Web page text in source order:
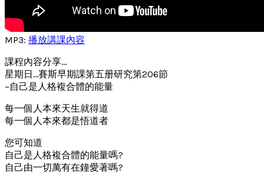
MP3: 播放講課內容
課程內容分享…
星期日…賽斯早期課第五册研究第206節
–自己是人格複合體的能量
每一個人本來天生就得道
每一個人本來都是悟道者
您可知道
自己是人格複合體的能量嗎?
自己由一切萬有在鐘愛著嗎?